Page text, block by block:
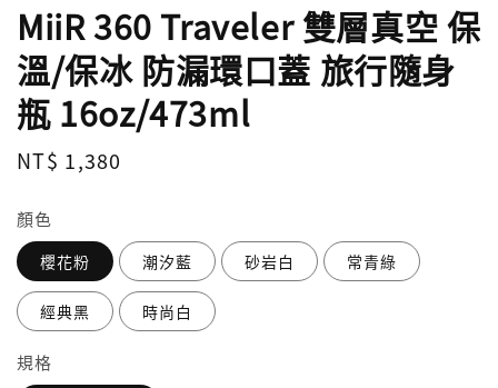
MiiR 360 Traveler 雙層真空 保
溫/保冰 防漏環口蓋 旅行隨身
瓶 16oz/473ml
Regular
NT$ 1,380
顏色
櫻花粉 潮汐藍 砂岩白 常青綠
經典黑 時尚白
規格